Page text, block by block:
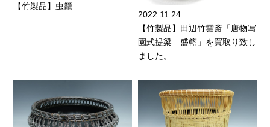
【竹製品】虫籠
2022.11.24
【竹製品】田辺竹雲斎「唐物写
園式提梁 盛籃」を買取り致し
ました。